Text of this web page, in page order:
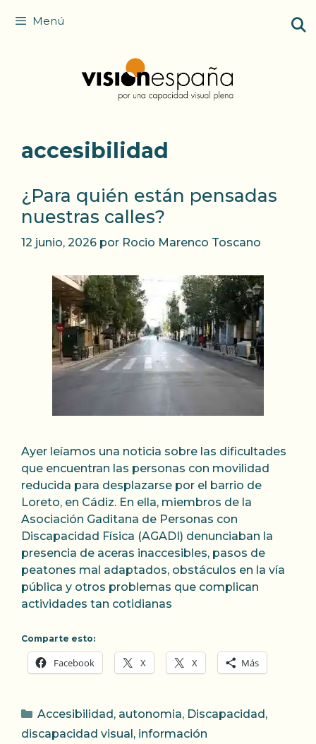
Menú
accesibilidad
¿Para quién están pensadas
nuestras calles?
12 junio, 2026 por Rocio Marenco Toscano
Ayer leíamos una noticia sobre las dificultades
que encuentran las personas con movilidad
reducida para desplazarse por el barrio de
Loreto, en Cádiz. En ella, miembros de la
Asociación Gaditana de Personas con
Discapacidad Física (AGADI) denunciaban la
presencia de aceras inaccesibles, pasos de
peatones mal adaptados, obstáculos en la vía
pública y otros problemas que complican
actividades tan cotidianas
Comparte esto:
Facebook X X Más
Categorías
Accesibilidad , autonomia, Discapacidad ,
discapacidad visual , información